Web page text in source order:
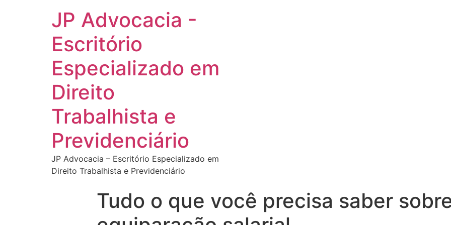
JP Advocacia -
Escritório
Especializado em
Direito
Trabalhista e
Previdenciário
JP Advocacia – Escritório Especializado em
Direito Trabalhista e Previdenciário
Tudo o que você precisa saber